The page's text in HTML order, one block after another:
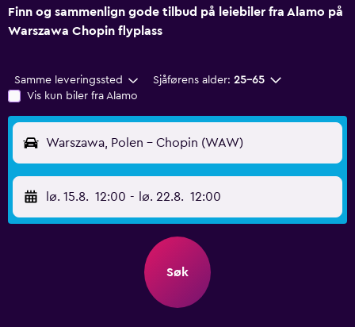
Finn og sammenlign gode tilbud på leiebiler fra Alamo på
Warszawa Chopin flyplass
Samme leveringssted Sjåførens alder: 25–65
Vis kun biler fra Alamo
Warszawa, Polen - Chopin (WAW)
lø. 15.8. 12:00 - lø. 22.8. 12:00
Søk